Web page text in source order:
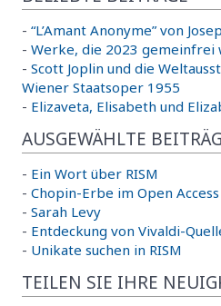
- “L’Amant Anonyme” von
- Werke, die 2023 gemeinfrei
- Scott Joplin und die
Wiener Staatsoper 1955
- Elizaveta, Elisabeth und
AUSGEWÄHLTE
- Ein Wort über RISM
- Chopin-Erbe im Open Access
- Sarah Levy
- Entdeckung von Vivaldi-
- Unikate suchen in RISM
TEILEN SIE IHRE